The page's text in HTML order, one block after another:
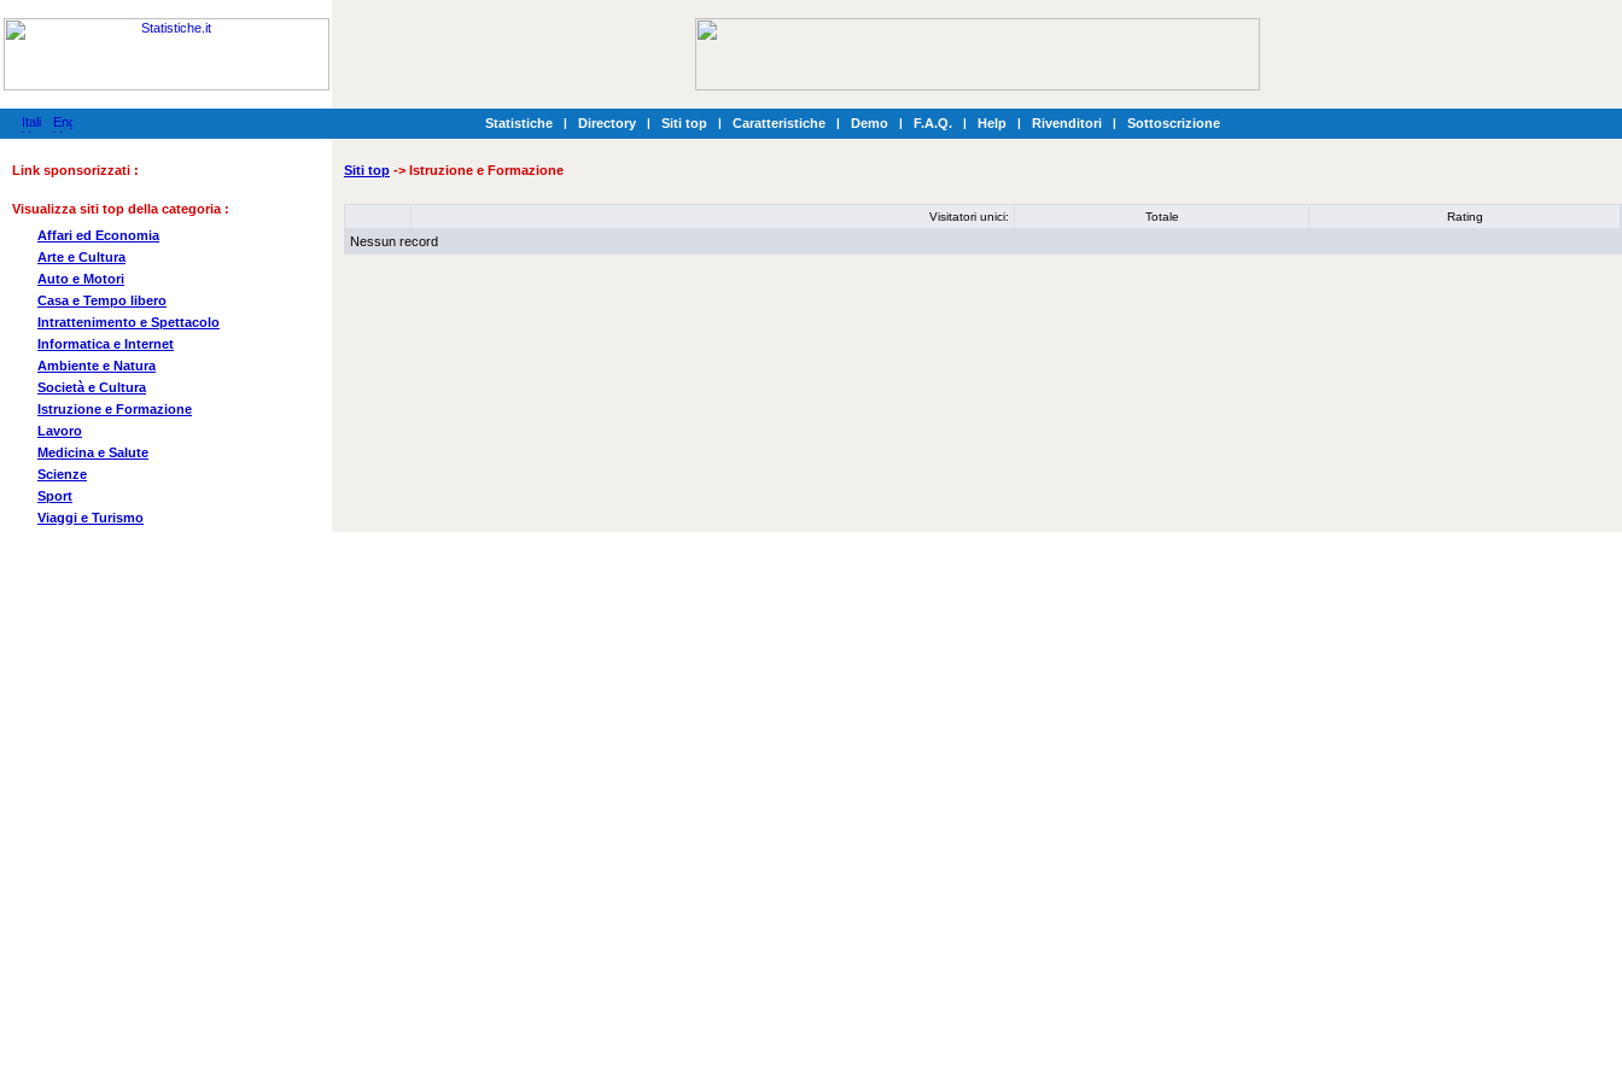
Statistiche | Directory | Siti top | Caratteristiche | Demo | F.A.Q. | Help | Rivenditori | Sottoscrizione
Link sponsorizzati :
Visualizza siti top della categoria :
Affari ed Economia
Arte e Cultura
Auto e Motori
Casa e Tempo libero
Intrattenimento e Spettacolo
Informatica e Internet
Ambiente e Natura
Società e Cultura
Istruzione e Formazione
Lavoro
Medicina e Salute
Scienze
Sport
Viaggi e Turismo
Siti top -> Istruzione e Formazione
Visitatori unici: Totale Rating
Nessun record